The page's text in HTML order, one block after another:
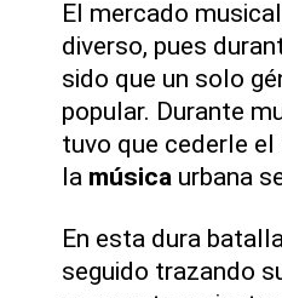
El mercado
diverso, pues
sido que un solo
popular. Durante
tuvo que cederle
la música urbana
En esta dura
seguido trazando